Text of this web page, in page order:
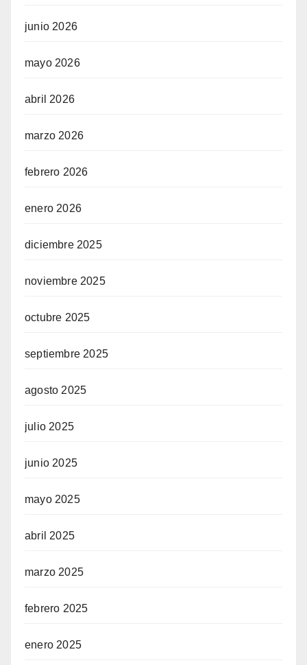
junio 2026
mayo 2026
abril 2026
marzo 2026
febrero 2026
enero 2026
diciembre 2025
noviembre 2025
octubre 2025
septiembre 2025
agosto 2025
julio 2025
junio 2025
mayo 2025
abril 2025
marzo 2025
febrero 2025
enero 2025